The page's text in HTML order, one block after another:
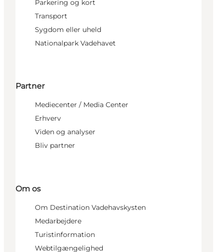
Parkering og kort
Transport
Sygdom eller uheld
Nationalpark Vadehavet
Partner
Mediecenter / Media Center
Erhverv
Viden og analyser
Bliv partner
Om os
Om Destination Vadehavskysten
Medarbejdere
Turistinformation
Webtilgængelighed